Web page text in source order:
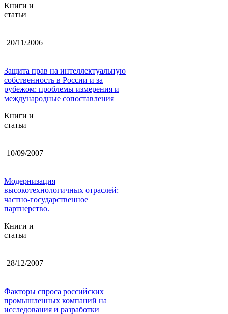
Книги и
статьи
20/11/2006
Защита прав на интеллектуальную
собственность в России и за
рубежом: проблемы измерения и
международные сопоставления
Книги и
статьи
10/09/2007
Модернизация
высокотехнологичных отраслей:
частно-государственное
партнерство.
Книги и
статьи
28/12/2007
Факторы спроса российских
промышленных компаний на
исследования и разработки